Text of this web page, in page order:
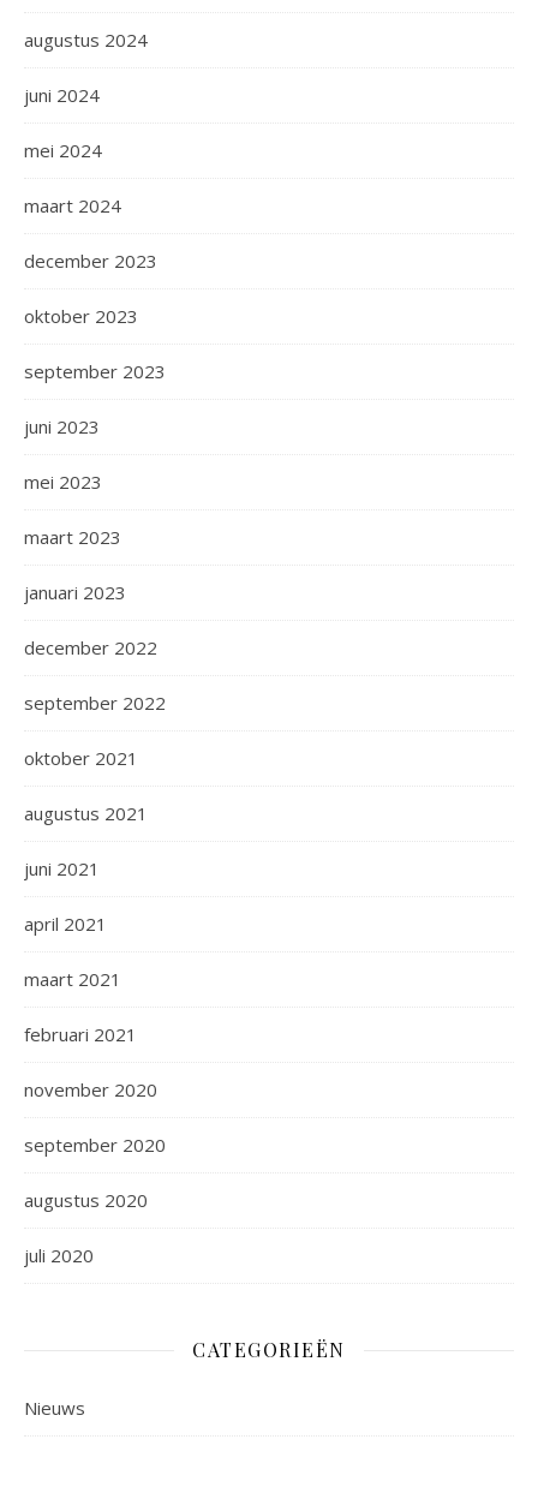
augustus 2024
juni 2024
mei 2024
maart 2024
december 2023
oktober 2023
september 2023
juni 2023
mei 2023
maart 2023
januari 2023
december 2022
september 2022
oktober 2021
augustus 2021
juni 2021
april 2021
maart 2021
februari 2021
november 2020
september 2020
augustus 2020
juli 2020
CATEGORIEËN
Nieuws